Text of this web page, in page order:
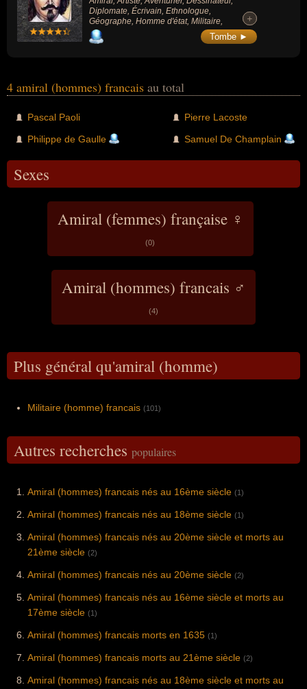
Diplomate, Écrivain, Ethnologue,
Géographe, Homme d'état, Militaire,
Navigateur, Scientifique (Art, Aventure,
Dessin, Histoire, Littérature, Politique,
+
+
Tombe ►
4 amiral (hommes) francais au total
Pascal Paoli
Philippe de Gaulle
Pierre Lacoste
Samuel De Champlain
Sexes
Amiral (femmes) française ♀
(0)
Amiral (hommes) francais ♂
(4)
Plus général qu'amiral (homme)
Militaire (homme) francais (101)
Autres recherches populaires
Amiral (hommes) francais nés au 16ème siècle (1)
Amiral (hommes) francais nés au 18ème siècle (1)
Amiral (hommes) francais nés au 20ème siècle et morts au
21ème siècle (2)
Amiral (hommes) francais nés au 20ème siècle (2)
Amiral (hommes) francais nés au 16ème siècle et morts au
17ème siècle (1)
Amiral (hommes) francais morts en 1635 (1)
Amiral (hommes) francais morts au 21ème siècle (2)
Amiral (hommes) francais nés au 18ème siècle et morts au